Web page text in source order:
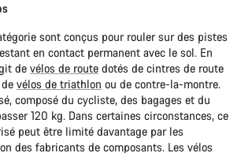
sont conçus pour rouler sur des pistes
en contact permanent avec le sol. En
de vélos de route dotés de cintres de route
vélos de triathlon ou de contre-la-montre.
composé du cycliste, des bagages et du
120 kg. Dans certaines circonstances, ce
peut être limité davantage par les
des fabricants de composants. Les vélos